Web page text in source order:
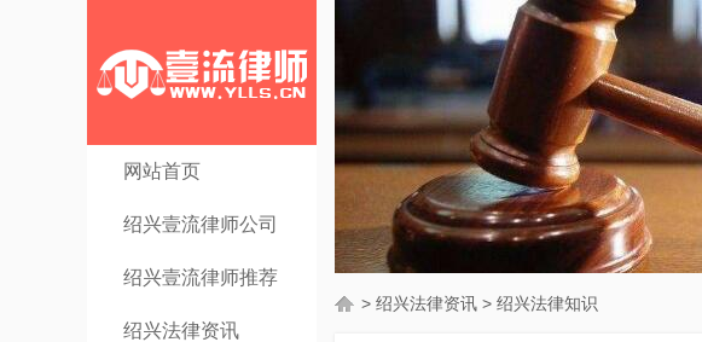
网站首页
绍兴壹流律师公司
绍兴壹流律师推荐
绍兴法律资讯
> 绍兴法律资讯 > 绍兴法律知识